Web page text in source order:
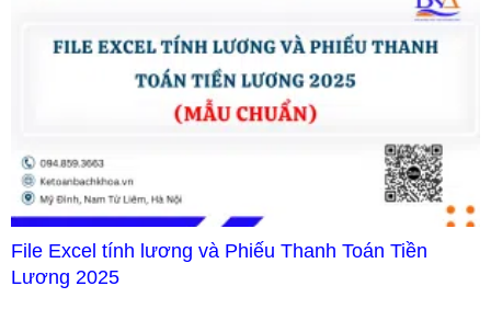
File Excel tính lương và Phiếu Thanh Toán Tiền
Lương 2025